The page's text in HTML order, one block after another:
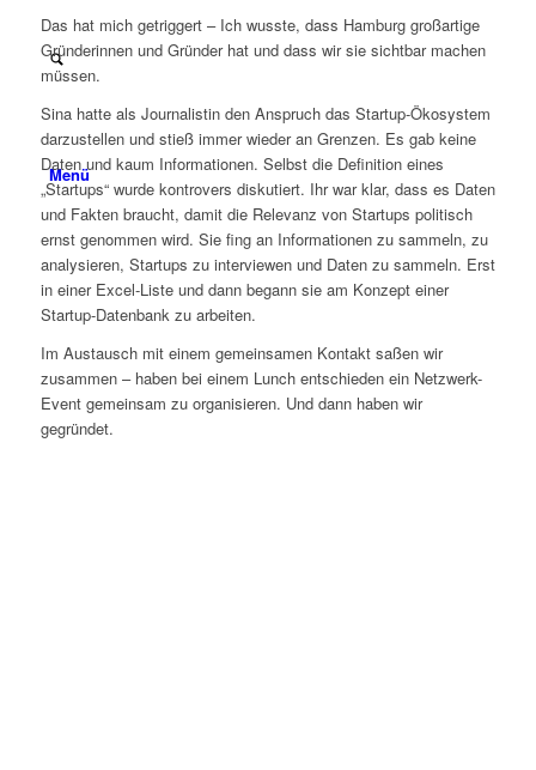
Menü
Das hat mich getriggert – Ich wusste, dass Hamburg großartige
Gründerinnen und Gründer hat und dass wir sie sichtbar machen
müssen.
Sina hatte als Journalistin den Anspruch das Startup-Ökosystem
darzustellen und stieß immer wieder an Grenzen. Es gab keine
Daten und kaum Informationen. Selbst die Definition eines
„Startups“ wurde kontrovers diskutiert. Ihr war klar, dass es Daten
und Fakten braucht, damit die Relevanz von Startups politisch
ernst genommen wird. Sie fing an Informationen zu sammeln, zu
analysieren, Startups zu interviewen und Daten zu sammeln. Erst
in einer Excel-Liste und dann begann sie am Konzept einer
Startup-Datenbank zu arbeiten.
Im Austausch mit einem gemeinsamen Kontakt saßen wir
zusammen – haben bei einem Lunch entschieden ein Netzwerk-
Event gemeinsam zu organisieren. Und dann haben wir
gegründet.